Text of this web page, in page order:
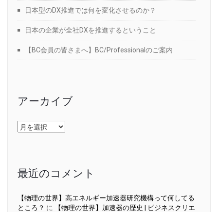
日本型のDX推進では何を変化させるのか？
日本の企業が全社DXを推進するということ
【BC会員の皆さまへ】BC/Professionalのご案内
アーカイブ
ア
ー
最近のコメント
【物理の世界】高エネルギー加速器研究機構って何してる
ところ？ に
【物理の世界】加速器の歴史 | ビジネスクリエ